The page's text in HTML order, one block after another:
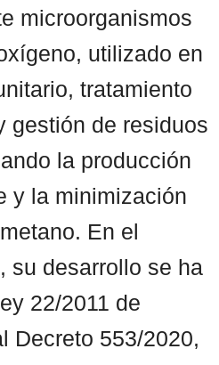
microorganismos
utilizado en
tratamiento
gestión de residuos
la producción
y la minimización
En el
su desarrollo se ha
22/2011 de
Decreto 553/2020,